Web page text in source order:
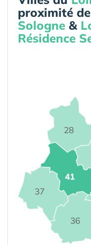
proximité de
Sologne &
Résidence
28
36
37
41